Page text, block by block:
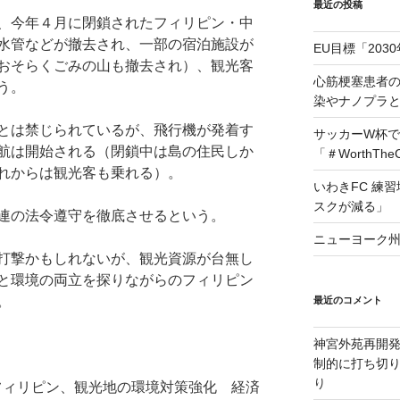
今年４月に閉鎖されたフィリピン・中
管などが撤去され、一部の宿泊施設が
そらくごみの山も撤去され）、観光客
。
は禁じられているが、飛行機が発着す
は開始される（閉鎖中は島の住民しか
からは観光客も乗れる）。
法令遵守を徹底させるという。
撃かもしれないが、観光資源が台無し
環境の両立を探りながらのフィリピン
リピン、観光地の環境対策強化 経済
最近の投稿
EU目標「
心筋梗塞患者
染やナノプラ
サッカーW杯
「＃
いわきFC 練
スクが減る」
ニューヨーク
最近のコメント
神宮外苑再開
制的に打ち切
り